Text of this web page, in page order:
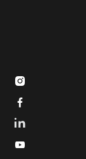


